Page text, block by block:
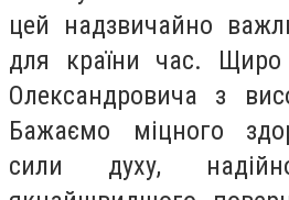
цей надзвичайно
для країни час. Щиро
Олександровича з
Бажаємо міцного
сили духу,